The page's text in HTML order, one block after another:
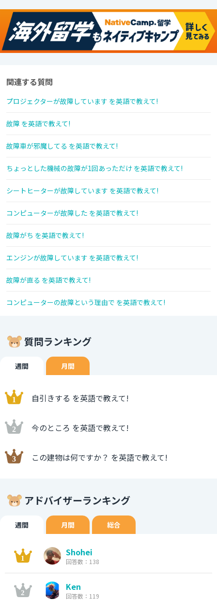
関連する質問
プロジェクターが故障しています を英語で教えて!
故障 を英語で教えて!
故障車が邪魔してる を英語で教えて!
ちょっとした機械の故障が1回あっただけ を英語で教えて!
シートヒーターが故障しています を英語で教えて!
コンピューターが故障した を英語で教えて!
故障がち を英語で教えて!
エンジンが故障しています を英語で教えて!
故障が直る を英語で教えて!
コンピューターの故障という理由で を英語で教えて!
質問ランキング
週間 月間
自引きする を英語で教えて!
今のところ を英語で教えて!
この建物は何ですか？ を英語で教えて!
アドバイザーランキング
週間 月間 総合
Shohei
回答数：138
Ken
回答数：119